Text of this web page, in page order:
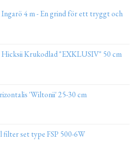
4 m - En grind för ett tryggt och
Hicksii Krukodlad "EXKLUSIV" 50 cm
'Wiltonii' 25-30 cm
filter set type FSP 500-6W